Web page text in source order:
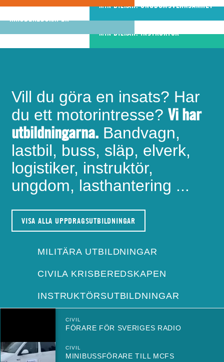
MIN BILKÅR: UNGDOMSVERKSAMHET
MIN BILKÅR: CIVILA
KRISBEREDSKAPEN
riktigt bra
bandvagnsförare
MIN BILKÅR: INSTRUKTÖR
Vill du göra en insats? Har
du ett motorintresse? Vi har
utbildningarna. Bandvagn,
lastbil, buss, släp, elverk,
logistiker, instruktör,
ungdom, lasthantering ...
VISA ALLA UPPDRAGSUTBILDNINGAR
MILITÄRA UTBILDNINGAR
CIVILA KRISBEREDSKAPEN
INSTRUKTÖRSUTBILDNINGAR
CIVIL
FÖRARE FÖR SVERIGES RADIO
CIVIL
MINIBUSSFÖRARE TILL MCFS